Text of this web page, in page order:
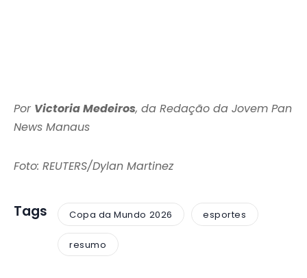
Por Victoria Medeiros, da Redação da Jovem Pan
News Manaus
Foto: REUTERS/Dylan Martinez
Tags Copa da Mundo 2026 esportes
resumo